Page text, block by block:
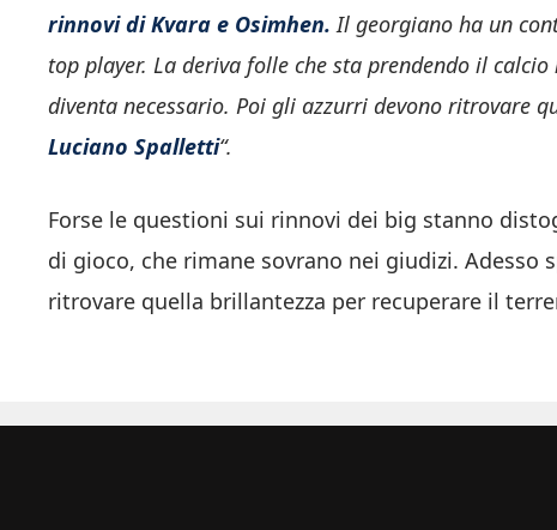
rinnovi di Kvara e Osimhen. Il georgiano ha un
top player. La deriva folle che sta prendendo il
diventa necessario. Poi gli azzurri devono ritrovare
Luciano Spalletti“.
Forse le questioni sui rinnovi dei big stanno
di gioco, che rimane sovrano nei giudizi. Adesso
ritrovare quella brillantezza per recuperare il